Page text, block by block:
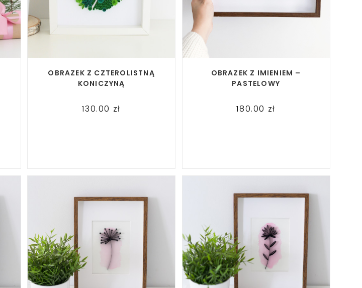
OBRAZEK Z CZTEROLISTNĄ
KONICZYNĄ
130.00 zł
OBRAZEK Z IMIENIEM –
PASTELOWY
180.00 zł